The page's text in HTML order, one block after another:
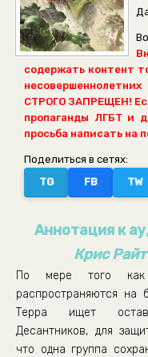
содержать контент
СТРОГО ЗАПРЕЩЕН!
пропаганды ЛГБТ и
просьба написать на
Поделиться в сетях:
TG
FB TW
Аннотация к
Крис
По мере того как
распространяются на
Терра ищет
Десантников, для
что одна группа